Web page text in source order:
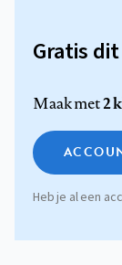
Gratis
Maak met2
Heb je al een